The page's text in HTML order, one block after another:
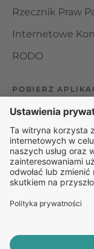
Rzecznik Praw
Internetowe
RODO
POBIERZ
Organizator
podmiotem
kwietnia 2011 roku
rejestru podmiotów
numerem: